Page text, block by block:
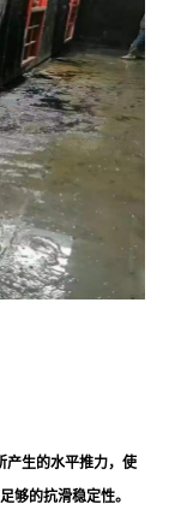
产生的水平推力，使
够的抗滑稳定性。